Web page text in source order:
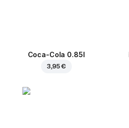
Coca-Cola 0.85l
3,95 €